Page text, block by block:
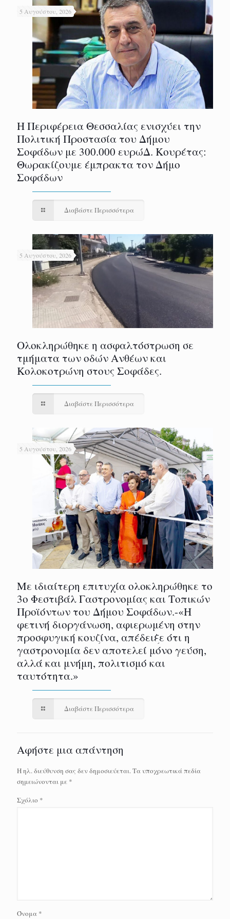
5 Αυγούστου, 2026
Η Περιφέρεια Θεσσαλίας ενισχύει την
Πολιτική Προστασία του Δήμου
Σοφάδων με 300.000 ευρώΔ. Κουρέτας:
Θωρακίζουμε έμπρακτα τον Δήμο
Σοφάδων
Διαβάστε Περισσότερα
5 Αυγούστου, 2026
Ολοκληρώθηκε η ασφαλτόστρωση σε
τμήματα των οδών Ανθέων και
Κολοκοτρώνη στους Σοφάδες.
Διαβάστε Περισσότερα
5 Αυγούστου, 2026
Με ιδιαίτερη επιτυχία ολοκληρώθηκε το
3ο Φεστιβάλ Γαστρονομίας και Τοπικών
Προϊόντων του Δήμου Σοφάδων.-«Η
φετινή διοργάνωση, αφιερωμένη στην
προσφυγική κουζίνα, απέδειξε ότι η
γαστρονομία δεν αποτελεί μόνο γεύση,
αλλά και μνήμη, πολιτισμό και
ταυτότητα.»
Διαβάστε Περισσότερα
Αφήστε μια απάντηση
Η ηλ. διεύθυνση σας δεν δημοσιεύεται.Τα υποχρεωτικά πεδία
σημειώνονται με *
Σχόλιο *
Όνομα *